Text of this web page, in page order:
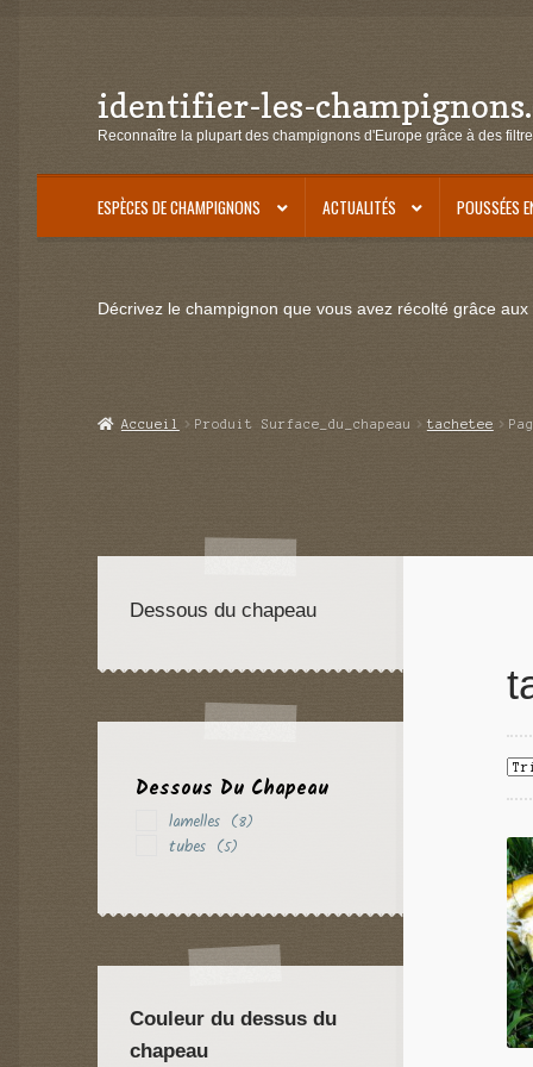
Aller
à
navigation
Aller
au
identifier-les-
Reconnaître la plupart des champignons d'Europe grâce à des
ESPÈCES DE CHAMPIGNONS ACTUALITÉS POUSSÉES
Décrivez le champignon que vous avez récolté grâce
Accueil Produit Surface_du_chapeau tachetee
Dessous du chapeau
Dessous Du Chapeau
lamelles (8)
tubes (5)
Couleur du dessus du
chapeau